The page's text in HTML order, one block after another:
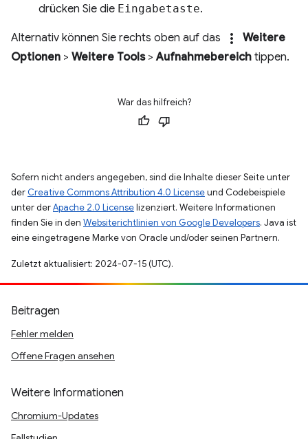
drücken Sie die Eingabetaste.
Alternativ können Sie rechts oben auf das more_vert
Weitere
Optionen > Weitere Tools>Aufnahmebereich tippen.
War das hilfreich?
Sofern nicht anders angegeben, sind die Inhalte dieser Seite unter
der Creative Commons Attribution 4.0 Licenseund Codebeispiele
unter derApache 2.0 Licenselizenziert. Weitere Informationen
finden Sie in den Websiterichtlinien von Google Developers. Java ist
eine eingetragene Marke von Oracle und/oder seinen Partnern.
Zuletzt aktualisiert: 2024-07-15 (UTC).
Beitragen
Fehler melden
Offene Fragen ansehen
Weitere Informationen
Chromium-Updates